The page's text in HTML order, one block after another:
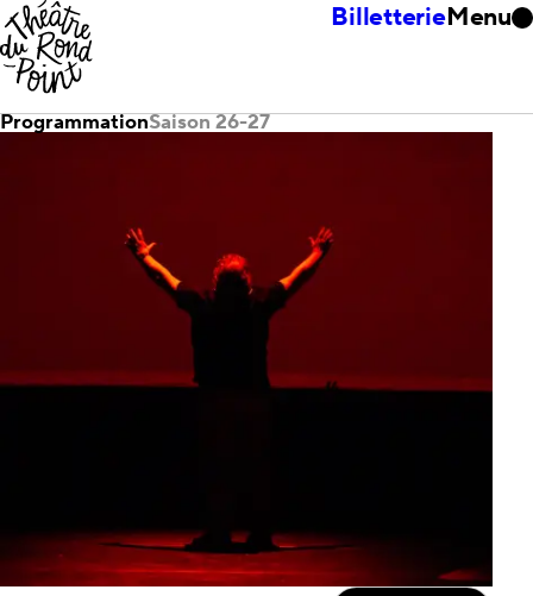
BilletterieMenu
ProgrammationSaison 26-27